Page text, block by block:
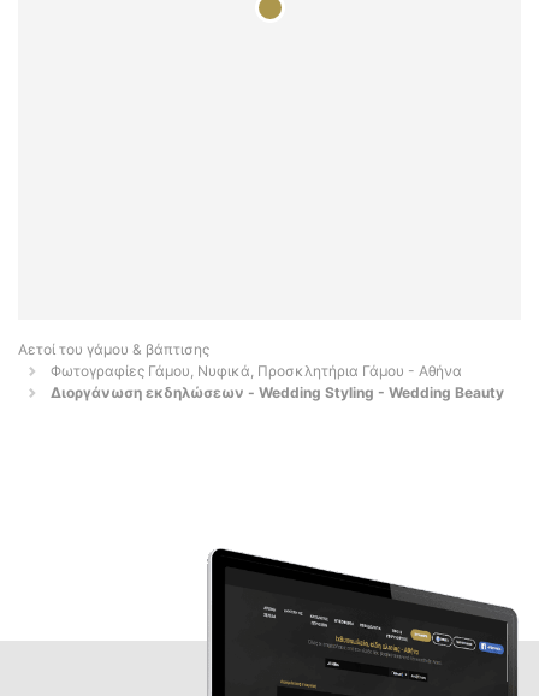
Αετοί του γάμου & βάπτισης
Φωτογραφίες Γάμου, Νυφικά, Προσκλητήρια Γάμου - Αθήνα
Διοργάνωση εκδηλώσεων - Wedding Styling - Wedding Beauty